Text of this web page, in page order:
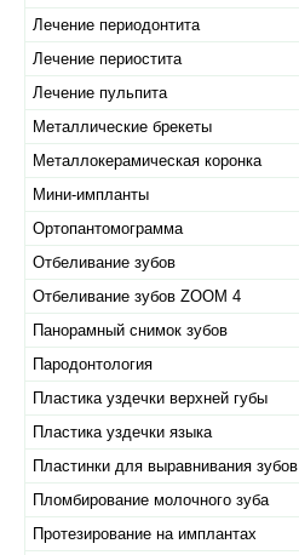
Лечение периодонтита
Лечение периостита
Лечение пульпита
Металлические брекеты
Металлокерамическая коронка
Мини-импланты
Ортопантомограмма
Отбеливание зубов
Отбеливание зубов ZOOM 4
Панорамный снимок зубов
Пародонтология
Пластика уздечки верхней губы
Пластика уздечки языка
Пластинки для выравнивания зубов
Пломбирование молочного зуба
Протезирование на имплантах